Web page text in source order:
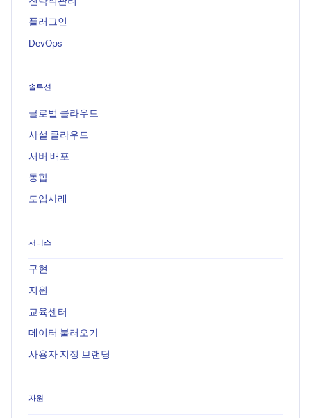
플러그인
DevOps
솔루션
글로벌 클라우드
사설 클라우드
서버 배포
통합
도입사래
서비스
구현
지원
교육센터
데이터 불러오기
사용자 지정 브랜딩
자원